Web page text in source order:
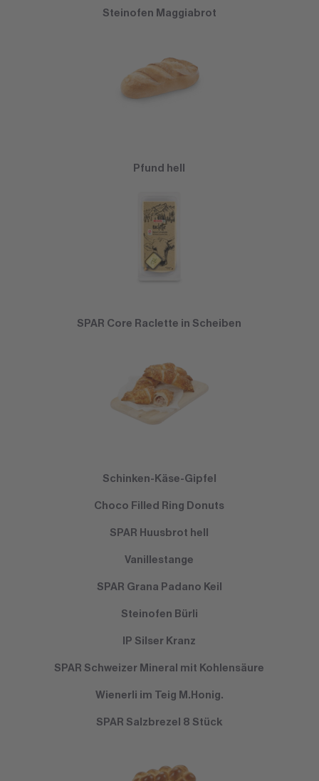
Steinofen Maggiabrot
Pfund hell
SPAR Core Raclette in Scheiben
Schinken-Käse-Gipfel
Choco Filled Ring Donuts
SPAR Huusbrot hell
Vanillestange
SPAR Grana Padano Keil
Steinofen Bürli
IP Silser Kranz
SPAR Schweizer Mineral mit Kohlensäure
Wienerli im Teig M.Honig.
SPAR Salzbrezel 8 Stück